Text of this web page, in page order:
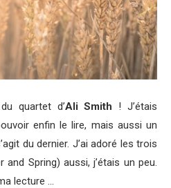
quartet d’Ali Smith ! J’étais
enfin le lire, mais aussi un
du dernier. J’ai adoré les trois
Spring) aussi, j’étais un peu.
lecture …